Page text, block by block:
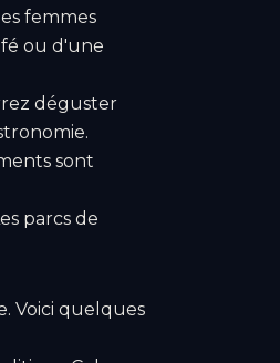
femmes
ou d'une
déguster
sont
parcs de
Voici quelques